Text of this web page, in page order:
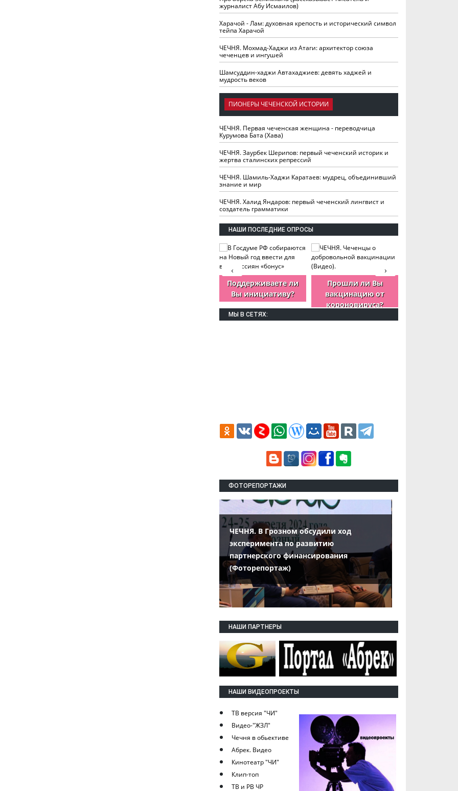
журналист Абу Исмаилов)
Харачой - Лам: духовная крепость и исторический символ
тейпа Харачой
ЧЕЧНЯ. Мохмад-Хаджи из Атаги: архитектор союза
чеченцев и ингушей
Шамсуддин-хаджи Автахаджиев: девять хаджей и
мудрость веков
ПИОНЕРЫ ЧЕЧЕНСКОЙ ИСТОРИИ
ЧЕЧНЯ. Первая чеченская женщина - переводчица
Курумова Бата (Хава)
ЧЕЧНЯ. Заурбек Шерипов: первый чеченский историк и
жертва сталинских репрессий
ЧЕЧНЯ. Шамиль-Хаджи Каратаев: мудрец, объединивший
знание и мир
ЧЕЧНЯ. Халид Яндаров: первый чеченский лингвист и
создатель грамматики
НАШИ ПОСЛЕДНИЕ ОПРОСЫ
Поддерживаете ли
Вы инициативу?
Прошли ли Вы
вакцинацию от
короновируса?
›
‹
МЫ В СЕТЯХ:
ФОТОРЕПОРТАЖИ
ЧЕЧНЯ. В Грозном обсудили ход
эксперимента по развитию
партнерского финансирования
(Фоторепортаж)
НАШИ ПАРТНЕРЫ
НАШИ ВИДЕОПРОЕКТЫ
ТВ версия "ЧИ"
Видео-"ЖЗЛ"
Чечня в обьективе
Абрек. Видео
Кинотеатр "ЧИ"
Клип-топ
ТВ и РВ ЧР